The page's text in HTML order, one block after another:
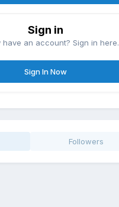
Sign in
have an account? Sign in here.
Sign In Now
Followers